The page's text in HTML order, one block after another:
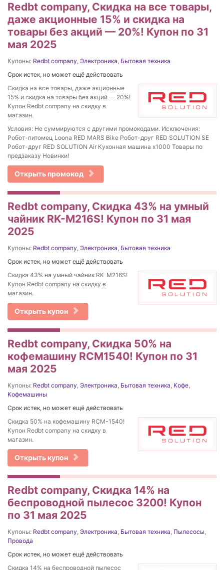
Redbt company, Скидка на все товары,
даже акционные 15% и скидка на
товары без акций — 20%! Купон по 31
мая 2025
Купоны: Redbt company, Электроника, Бытовая техника
Срок истек, но может ещё действовать
Скидка на все товары, даже акционные
15% и скидка на товары без акций — 20%!
Купон Redbt company на скидку в
магазин.
Условия: Не суммируются с другими промокодами. Исключения:
Робот-питомец Loona RED MARS Bike Робот-друг RED SOLUTION SE
Робот-друг RED SOLUTION Air Кухонная машина x1000 Товары по
предзаказу Новинки!
Открыть промокод
Redbt company, Скидка 43% на умный
чайник RK-M216S! Купон по 31 мая
2025
Купоны: Redbt company, Электроника, Бытовая техника
Срок истек, но может ещё действовать
Скидка 43% на умный чайник RK-M216S!
Купон Redbt company на скидку в
магазин.
Открыть купон
Redbt company, Скидка 50% на
кофемашину RCM1540! Купон по 31
мая 2025
Купоны: Redbt company, Электроника, Бытовая техника, Кофе,
Кофемашины
Срок истек, но может ещё действовать
Скидка 50% на кофемашину RCM-1540!
Купон Redbt company на скидку в
магазин.
Открыть купон
Redbt company, Cкидка 14% на
беспроводной пылесос 3200! Купон
по 31 мая 2025
Купоны: Redbt company, Электроника, Бытовая техника, Пылесосы,
Провода
Срок истек, но может ещё действовать
Cкидка 14% на беспроводной пылесос